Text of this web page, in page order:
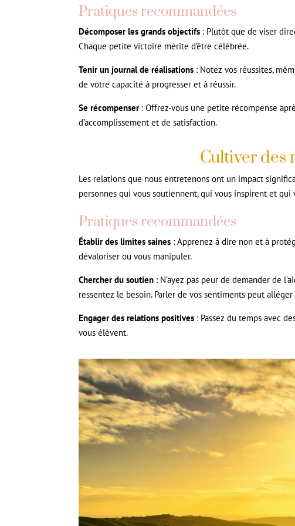
Pratiques recommandées
Décomposer les grands objectifs : Plutôt que de viser
Chaque petite victoire mérite d’être célébrée.
Tenir un journal de réalisations : Notez vos réussites,
de votre capacité à progresser et à réussir.
Se récompenser: Offrez-vous une petite récompense
d’accomplissement et de satisfaction.
Cultiver des
Les relations que nous entretenons ont un impact
personnes qui vous soutiennent, qui vous inspirent et
Pratiques recommandées
Établir des limites saines : Apprenez à dire non et à
dévaloriser ou vous manipuler.
Chercher du soutien : N’ayez pas peur de demander de
ressentez le besoin. Parler de vos sentiments peut
Engager des relations positives : Passez du temps avec
vous élèvent.